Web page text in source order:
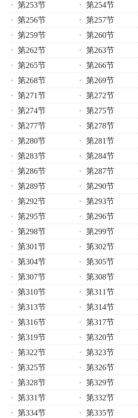
第253节
第254节
第256节
第257节
第259节
第260节
第262节
第263节
第265节
第266节
第268节
第269节
第271节
第272节
第274节
第275节
第277节
第278节
第280节
第281节
第283节
第284节
第286节
第287节
第289节
第290节
第292节
第293节
第295节
第296节
第298节
第299节
第301节
第302节
第304节
第305节
第307节
第308节
第310节
第311节
第313节
第314节
第316节
第317节
第319节
第320节
第322节
第323节
第325节
第326节
第328节
第329节
第331节
第332节
第334节
第335节